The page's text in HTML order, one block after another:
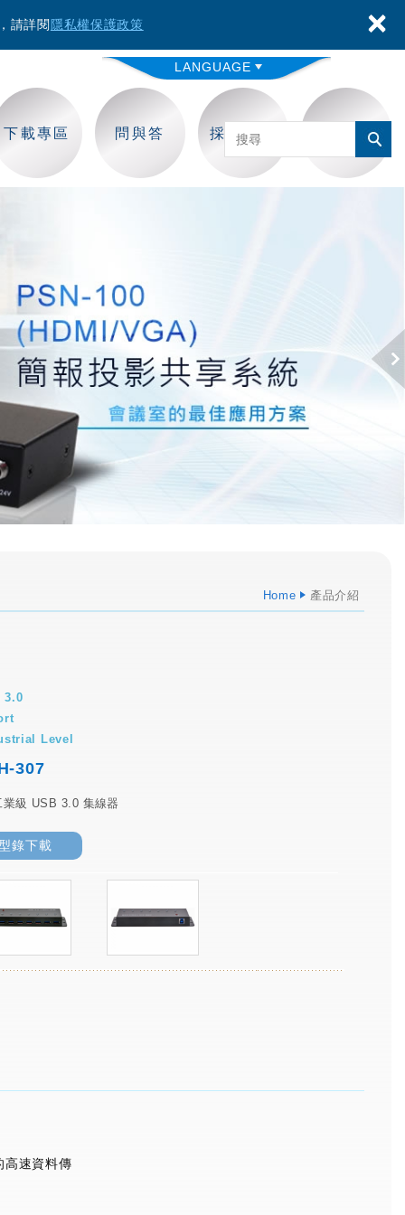
請詳閱 隱私權保護政策 ×
LANGUAGE
下載專區 問與答 採購保固 聯絡我們
Home 產品介紹
3.0
Level
307
業級 USB 3.0 集線器
錄下載
高速資料傳